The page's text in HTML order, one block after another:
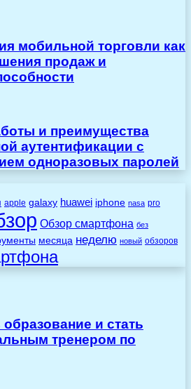
мобильной торговли как
продаж и
и преимущества
аутентификации с
одноразовых паролей
apple galaxy huawei iphone nasa pro
Обзор смартфона без
месяца неделю новый обзоров
и стать
тренером по